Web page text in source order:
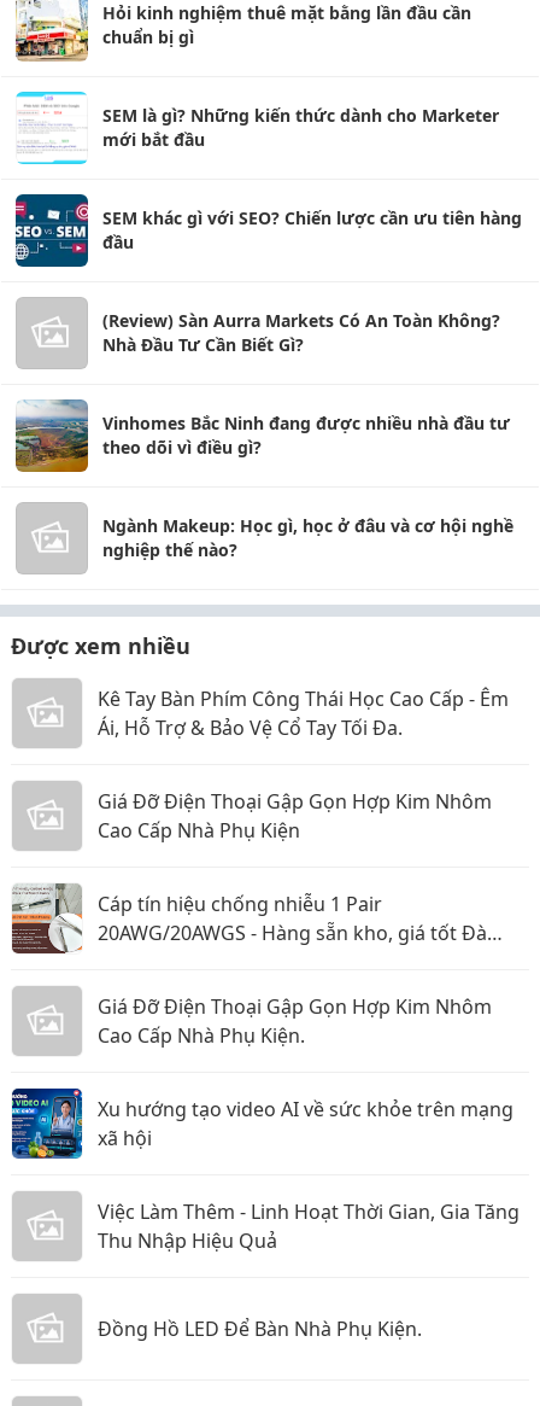
Hỏi kinh nghiệm thuê mặt bằng lần đầu cần
chuẩn bị gì
SEM là gì? Những kiến thức dành cho Marketer
mới bắt đầu
SEM khác gì với SEO? Chiến lược cần ưu tiên hàng
đầu
(Review) Sàn Aurra Markets Có An Toàn Không?
Nhà Đầu Tư Cần Biết Gì?
Vinhomes Bắc Ninh đang được nhiều nhà đầu tư
theo dõi vì điều gì?
Ngành Makeup: Học gì, học ở đâu và cơ hội nghề
nghiệp thế nào?
Được xem nhiều
Kê Tay Bàn Phím Công Thái Học Cao Cấp - Êm
Ái, Hỗ Trợ & Bảo Vệ Cổ Tay Tối Đa.
Giá Đỡ Điện Thoại Gập Gọn Hợp Kim Nhôm
Cao Cấp Nhà Phụ Kiện
Cáp tín hiệu chống nhiễu 1 Pair
20AWG/20AWGS - Hàng sẵn kho, giá tốt Đà
Giá Đỡ Điện Thoại Gập Gọn Hợp Kim Nhôm
Cao Cấp Nhà Phụ Kiện.
Xu hướng tạo video AI về sức khỏe trên mạng
xã hội
Việc Làm Thêm - Linh Hoạt Thời Gian, Gia Tăng
Thu Nhập Hiệu Quả
Đồng Hồ LED Để Bàn Nhà Phụ Kiện.